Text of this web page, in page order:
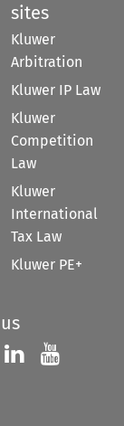
sites
Kluwer
Arbitration
Kluwer IP Law
Kluwer
Competition
Law
Kluwer
International
Tax Law
Kluwer PE+
us on
Follow us on
Follow us